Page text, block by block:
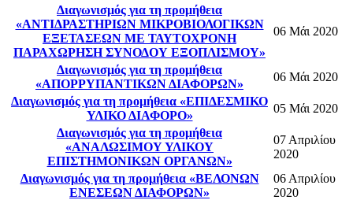
Διαγωνισμός για τη προμήθεια
«ΑΝΤΙΔΡΑΣΤΗΡΙΩΝ ΜΙΚΡΟΒΙΟΛΟΓΙΚΩΝ
ΕΞΕΤΑΣΕΩΝ ΜΕ ΤΑΥΤΟΧΡΟΝΗ
ΠΑΡΑΧΩΡΗΣΗ ΣΥΝΟΔΟΥ ΕΞΟΠΛΙΣΜΟΥ»
06 Μάι 2020
Διαγωνισμός για τη προμήθεια
«ΑΠΟΡΡΥΠΑΝΤΙΚΩΝ ΔΙΑΦΟΡΩΝ»
06 Μάι 2020
Διαγωνισμός για τη προμήθεια «ΕΠΙΔΕΣΜΙΚΟ
ΥΛΙΚΟ ΔΙΑΦΟΡΟ»
05 Μάι 2020
Διαγωνισμός για τη προμήθεια
«ΑΝΑΛΩΣΙΜΟY ΥΛΙΚΟY
ΕΠΙΣΤΗΜΟΝΙΚΩΝ ΟΡΓΑΝΩΝ»
07 Απριλίου
2020
Διαγωνισμός για τη προμήθεια «ΒΕΛΟΝΩΝ
ΕΝΕΣΕΩΝ ΔΙΑΦΟΡΩΝ»
06 Απριλίου
2020